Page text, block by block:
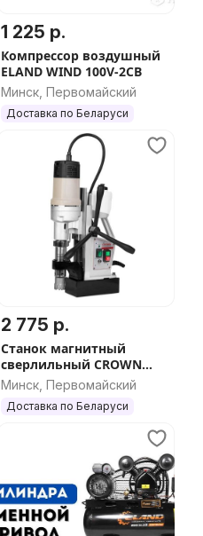
1 225 р.
Компрессор воздушный
ELAND WIND 100V-2CB
Минск, Первомайский
Доставка по Беларуси
2 775 р.
Станок магнитный
сверлильный CROWN
CT32040
Минск, Первомайский
Доставка по Беларуси